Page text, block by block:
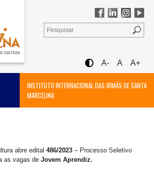
A- A A+
INSTITUTO INTERNACIONAL DAS IRMÃS DE SANTA
MARCELINA
abre edital 486/2023 – Processo Seletivo
as vagas de Jovem Aprendiz.